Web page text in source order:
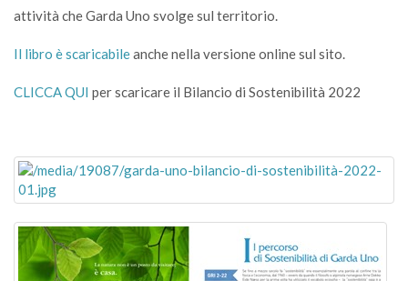
attività che Garda Uno svolge sul territorio.
Il libro è scaricabileanche nella versione online sul sito.
CLICCA QUI per scaricare il Bilancio di Sostenibilità 2022